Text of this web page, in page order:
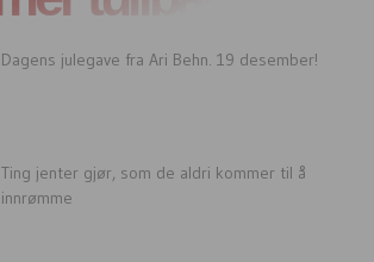
Dagens julegave fra Ari Behn. 19 desember!
Ting jenter gjør, som de aldri kommer til å
innrømme